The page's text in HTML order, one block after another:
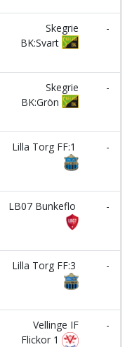
Skegrie
BK:Svart
-
Skegrie
BK:Grön
-
Lilla Torg FF:1 -
LB07 Bunkeflo -
Lilla Torg FF:3 -
Vellinge IF
Flickor 1
-